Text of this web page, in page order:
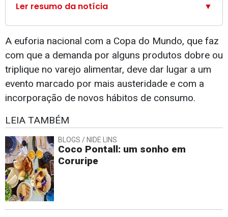
Ler resumo da notícia ▼
A euforia nacional com a Copa do Mundo, que faz
com que a demanda por alguns produtos dobre ou
triplique no varejo alimentar, deve dar lugar a um
evento marcado por mais austeridade e com a
incorporação de novos hábitos de consumo.
LEIA TAMBÉM
BLOGS / NIDE LINS
Coco Pontall: um sonho em
Coruripe